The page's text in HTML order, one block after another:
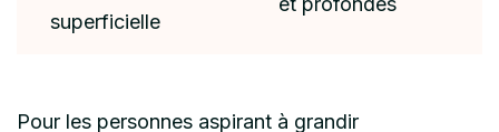
superficielle
Pour les personnes aspirant à grandir